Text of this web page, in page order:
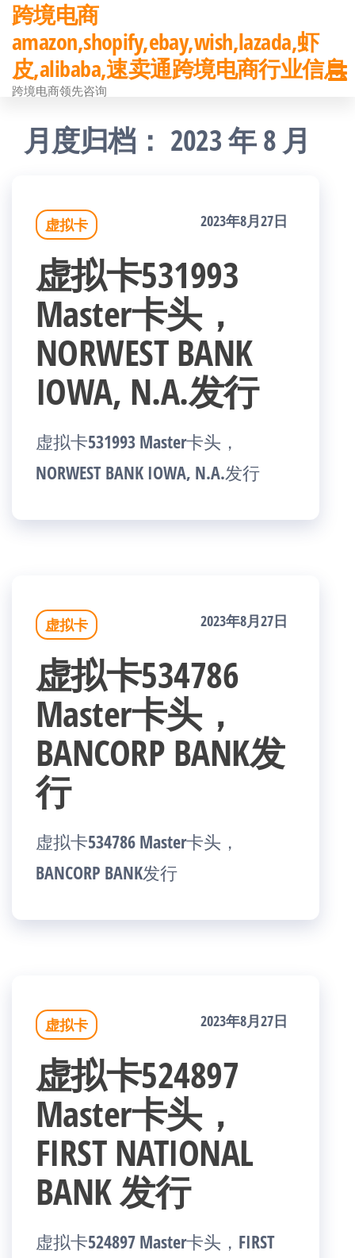
前
往
内
跨境电商
amazon,shopify,ebay,wish,lazada,虾
皮,alibaba,速卖通跨境电商行业信息
跨境电商领先咨询
月度归档： 2023 年 8 月
虚拟卡 2023年8月27日
虚拟卡531993
Master卡头，
NORWEST BANK
IOWA, N.A.发行
虚拟卡531993 Master卡头，
NORWEST BANK IOWA, N.A.发行
虚拟卡 2023年8月27日
虚拟卡534786
Master卡头，
BANCORP BANK发
行
虚拟卡534786 Master卡头，
BANCORP BANK发行
虚拟卡 2023年8月27日
虚拟卡524897
Master卡头，
FIRST NATIONAL
BANK 发行
虚拟卡524897 Master卡头，FIRST